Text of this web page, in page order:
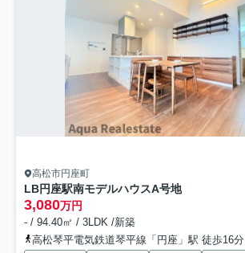
高松市円座町
LB円座駅南モデルハウスA号地
3,080万円
- / 94.40㎡ / 3LDK /新築
高松琴平電気鉄道琴平線「円座」駅 徒歩16分